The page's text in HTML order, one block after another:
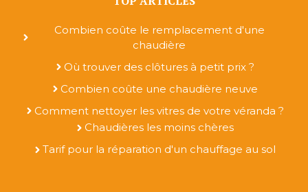
Combien coûte le remplacement d'une
chaudière
Où trouver des clôtures à petit prix ?
Combien coûte une chaudière neuve
Comment nettoyer les vitres de votre véranda ?
Chaudières les moins chères
Tarif pour la réparation d'un chauffage au sol